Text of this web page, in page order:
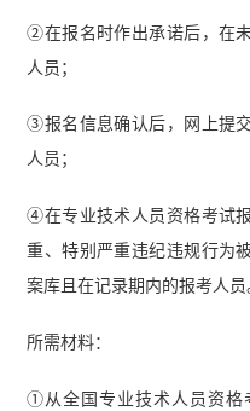
②在报名时作出承诺后，在
人员；
③报名信息确认后，网上提
人员；
④在专业技术人员资格考试
重、特别严重违纪违规行为
案库且在记录期内的报考人员
所需材料：
①从全国专业技术人员资格